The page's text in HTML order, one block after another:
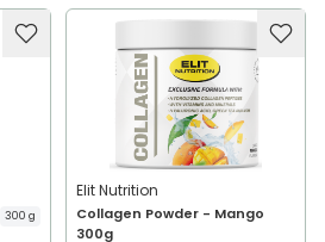
300 g
Elit Nutrition
Collagen Powder - Mango
300g